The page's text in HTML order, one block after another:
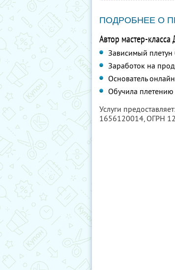
ПОДРОБНЕЕ О
Автор мастер-
Зависимый плетун
Заработок на
Основатель
Обучила
Услуги
1656120014, ОГРН